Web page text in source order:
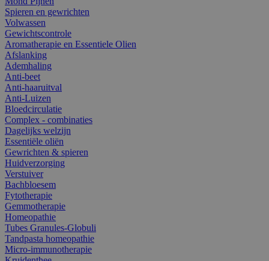
Spieren en gewrichten
Volwassen
Gewichtscontrole
Aromatherapie en Essentiele Olien
Afslanking
Ademhaling
Anti-beet
Anti-haaruitval
Anti-Luizen
Bloedcirculatie
Complex - combinaties
Dagelijks welzijn
Essentiële oliën
Gewrichten & spieren
Huidverzorging
Verstuiver
Bachbloesem
Fytotherapie
Gemmotherapie
Homeopathie
Tubes Granules-Globuli
Tandpasta homeopathie
Micro-immunotherapie